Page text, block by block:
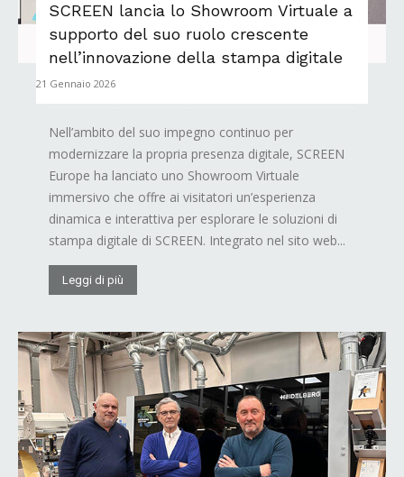
SCREEN lancia lo Showroom Virtuale a
supporto del suo ruolo crescente
nell’innovazione della stampa digitale
21 Gennaio 2026
Nell’ambito del suo impegno continuo per
modernizzare la propria presenza digitale, SCREEN
Europe ha lanciato uno Showroom Virtuale
immersivo che offre ai visitatori un’esperienza
dinamica e interattiva per esplorare le soluzioni di
stampa digitale di SCREEN. Integrato nel sito web...
Leggi di più